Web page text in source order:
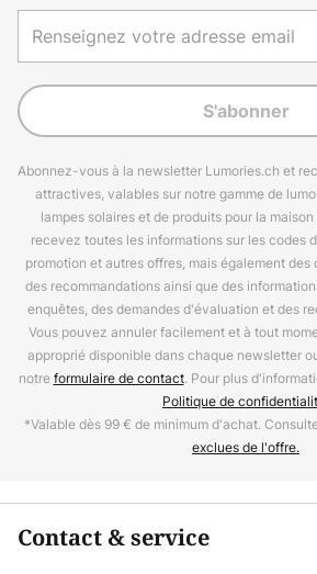
S'abonner
Abonnez-vous à la newsletter Lumories.ch et
attractives, valables sur notre gamme de
lampes solaires et de produits pour la
recevez toutes les informations sur les codes
promotion et autres offres, mais également
des recommandations ainsi que des
enquêtes, des demandes d'évaluation et des
Vous pouvez annuler facilement et à tout
approprié disponible dans chaque newsletter
notreformulaire de contact. Pour plus
Politique de
*Valable dès 99 € de minimum d'achat.
exclues de l'offre.
Contact & service